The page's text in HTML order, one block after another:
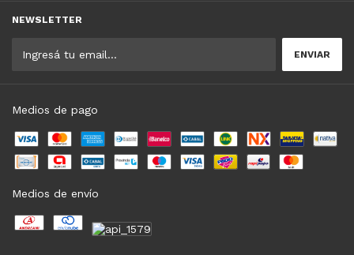
NEWSLETTER
Medios de pago
Medios de envío